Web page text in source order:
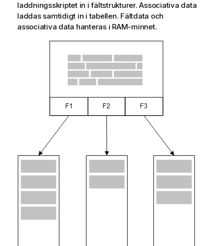
laddningsskriptet in i fältstrukturer. Associativa data
laddas samtidigt in i tabellen. Fältdata och
associativa data hanteras i RAM-minnet.